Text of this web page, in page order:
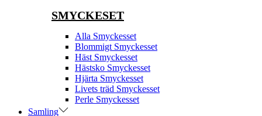
SMYCKESET
Alla Smyckesset
Blommigt Smyckesset
Häst Smyckesset
Hästsko Smyckesset
Hjärta Smyckesset
Livets träd Smyckesset
Perle Smyckesset
Samling